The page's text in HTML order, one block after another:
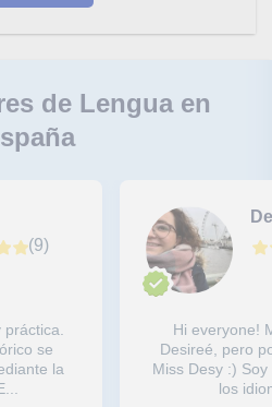
de Lengua en
(9)
se
la
Hi everyone!
Desireé, pero
Miss Desy :)
los